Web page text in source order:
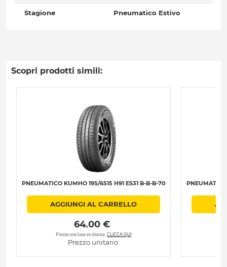
Stagione Pneumatico Estivo
Scopri prodotti simili:
PNEUMATICO KUMHO 195/6515 H91 ES31 B-B-B-70
AGGIUNGI AL CARRELLO
64.00 €
Prezzo esclusa ecotassa. CLICCA QUI
Prezzo unitario: